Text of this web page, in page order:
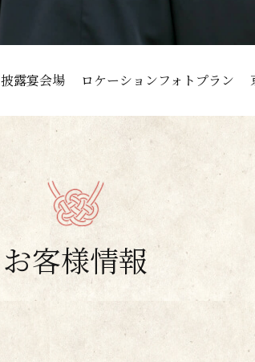
披露宴会場 ロケーションフォトプラン
お客様情報